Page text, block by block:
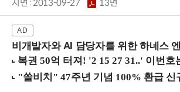
지면 :2013-09-27 13면
비개발자와 AI 담당자를 위한 하네스 엔지니어링 입문과정